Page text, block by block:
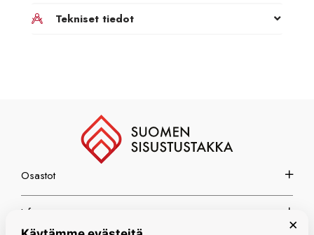
Tekniset tiedot
Osastot
Info
×